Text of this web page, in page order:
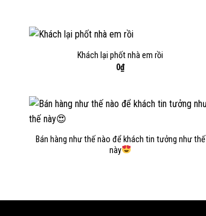
Khách lại phốt nhà em rồi
0₫
Bán hàng như thế nào để khách tin tưởng như thế
này